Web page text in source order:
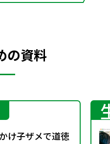
の資料
かけ子ザメで道徳